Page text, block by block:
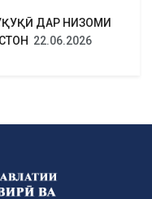
ДАР НИЗОМИ
22.06.2026